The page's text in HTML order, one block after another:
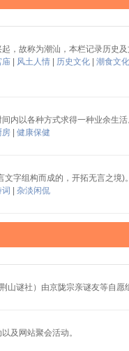
，故称为潮汕，本栏记录历史
庙 风土人情 历史文化
潮食文化
内以各种方式求得一种业余生
房
健康保健
文字组构而成的，开拓无言之境)
杂淡闲侃
山谜社）由京陇宗亲谜友等自
及网站聚会活动。